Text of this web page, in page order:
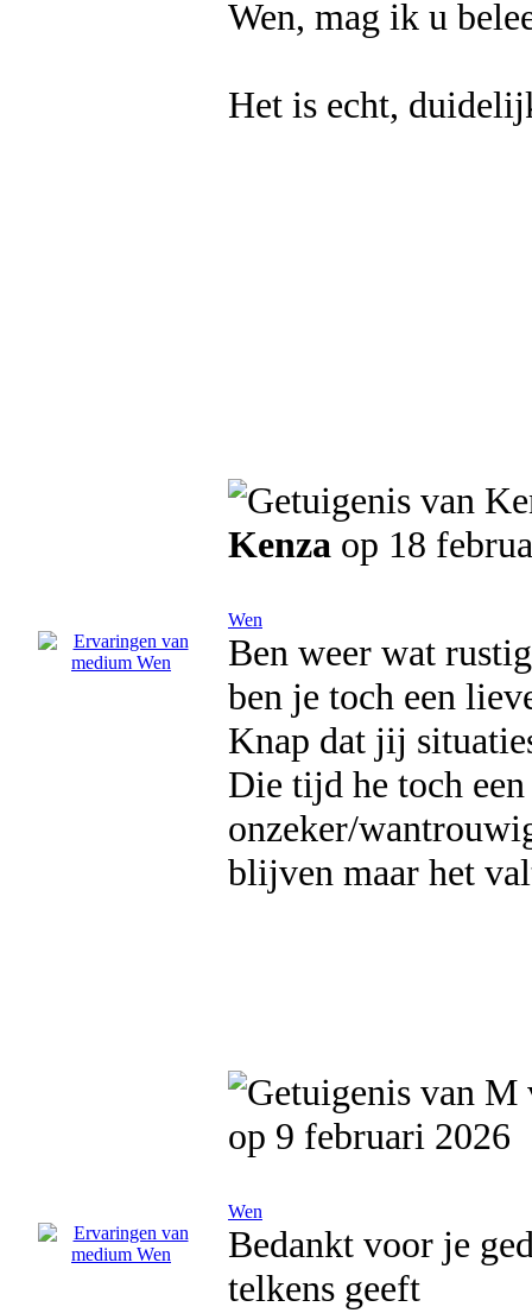
Wen, mag ik u
Het is echt,
Kenza op 18
Wen
Ben weer wat
ben je toch een
Knap dat jij
Die tijd he toch
onzeker/
blijven maar het
op 9 februari 2026
Wen
Bedankt voor je
telkens geeft